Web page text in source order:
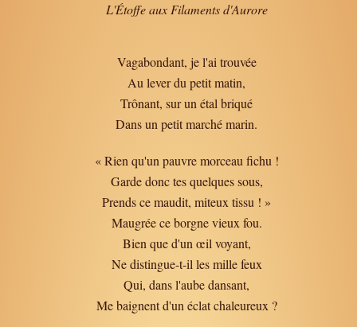
L'Étoffe aux Filaments d'Aurore
Vagabondant, je l'ai trouvée
Au lever du petit matin,
Trônant, sur un étal briqué
Dans un petit marché marin.
« Rien qu'un pauvre morceau fichu !
Garde donc tes quelques sous,
Prends ce maudit, miteux tissu ! »
Maugrée ce borgne vieux fou.
Bien que d'un œil voyant,
Ne distingue-t-il les mille feux
Qui, dans l'aube dansant,
Me baignent d'un éclat chaleureux ?